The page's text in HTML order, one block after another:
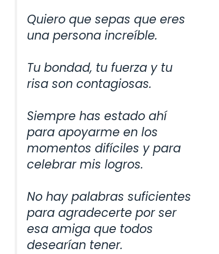
Quiero que sepas que eres
una persona increíble.
Tu bondad, tu fuerza y tu
risa son contagiosas.
Siempre has estado ahí
para apoyarme en los
momentos difíciles y para
celebrar mis logros.
No hay palabras suficientes
para agradecerte por ser
esa amiga que todos
desearían tener.